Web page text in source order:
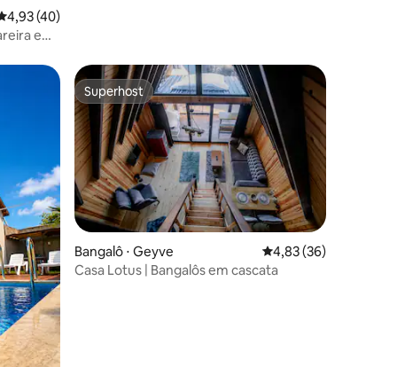
de uma avaliação média de 5, 40 avaliações
4,93 (40)
em
hóspedes Superhost
Superhost
Bangalô ⋅ Geyve 4,83 de uma
4,83 (36)
Casa Lotus | Bangalôs em cascata